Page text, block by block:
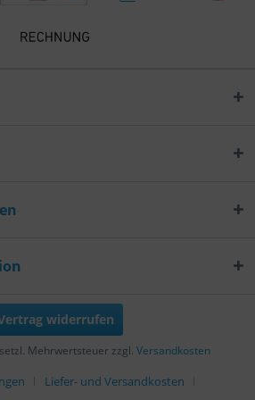
widerrufen
Mehrwertsteuer zzgl. Versandkosten
Liefer- und Versandkosten